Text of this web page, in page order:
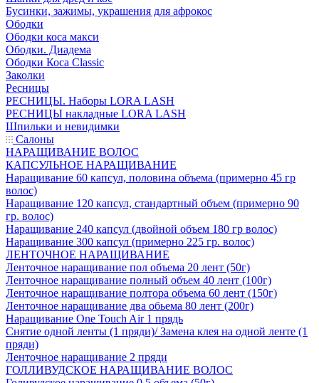
Бусинки, зажимы, украшения для афрокос
Ободки
Ободки коса макси
Ободки. Диадема
Ободки Коса Classic
Заколки
Ресницы
РЕСНИЦЫ. Наборы LORA LASH
РЕСНИЦЫ накладные LORA LASH
Шпильки и невидимки
Салоны
НАРАЩИВАНИЕ ВОЛОС
КАПСУЛЬНОЕ НАРАЩИВАНИЕ
Наращивание 60 капсул, половина объема (примерно 45 гр
волос)
Наращивание 120 капсул, стандартный объем (примерно 90
гр. волос)
Наращивание 240 капсул (двойной объем 180 гр волос)
Наращивание 300 капсул (примерно 225 гр. волос)
ЛЕНТОЧНОЕ НАРАЩИВАНИЕ
Ленточное наращивание пол объема 20 лент (50г)
Ленточное наращивание полный объем 40 лент (100г)
Ленточное наращивание полтора объема 60 лент (150г)
Ленточное наращивание два обьема 80 лент (200г)
Наращивание One Touch Air 1 прядь
Снятие одной ленты (1 пряди)/ Замена клея на одной ленте (1
пряди)
Ленточное наращивание 2 пряди
ГОЛЛИВУДСКОЕ НАРАЩИВАНИЕ ВОЛОС